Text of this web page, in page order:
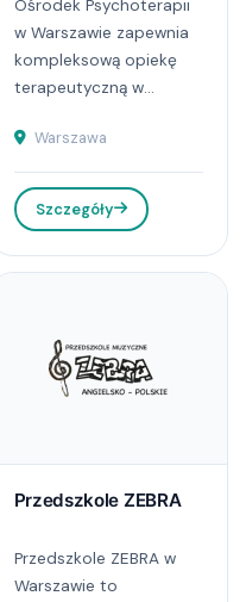
Ośrodek Psychoterapii
w Warszawie zapewnia
kompleksową opiekę
terapeutyczną w...
Warszawa
Szczegóły
Przedszkole ZEBRA
Przedszkole ZEBRA w
Warszawie to